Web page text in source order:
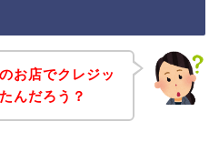
お店でクレジッ
んだろう？